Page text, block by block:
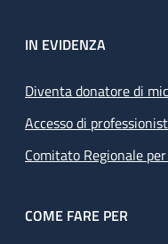
IN EVIDENZA
Diventa donatore di
Accesso di
Comitato Regionale
COME FARE PER